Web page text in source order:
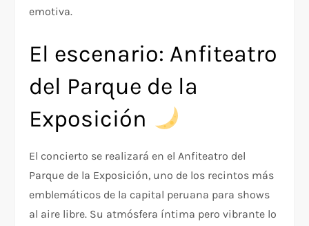
emotiva.
El escenario: Anfiteatro
del Parque de la
Exposición
El concierto se realizará en el Anfiteatro del
Parque de la Exposición, uno de los recintos más
emblemáticos de la capital peruana para shows
al aire libre. Su atmósfera íntima pero vibrante lo